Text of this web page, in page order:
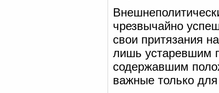
чрезвычайно
свои притязания
лишь устаревшим
содержавшим
важные только